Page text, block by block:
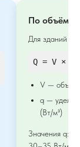
По объёму
Для зданий с
Q = V × q
V — объём,
q —
(Вт/м³)
Значения q: